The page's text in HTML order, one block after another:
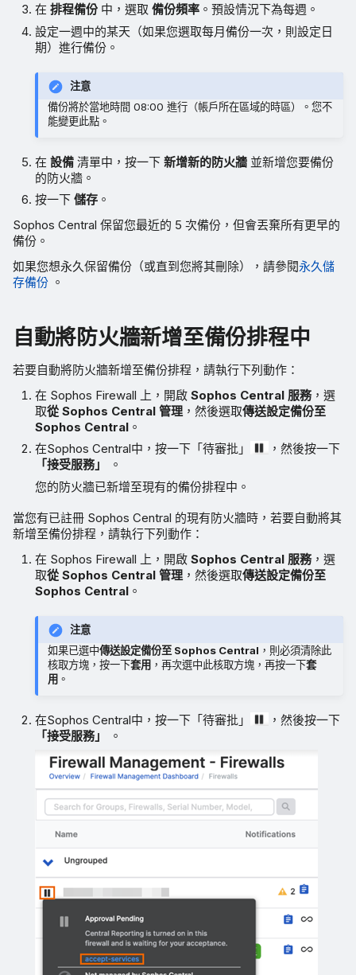
在排程備份 中，選取備份頻率 。預設情況下為每週。
設定一週中的某天（如果您選取每月備份一次，則設定日
期）進行備份。
注意
備份將於當地時間 08:00 進行（帳戶所在區域的時區）。您不
能變更此點。
在設備 清單中，按一下新增新的防火牆 並新增您要備份
的防火牆。
按一下儲存 。
Sophos Central 保留您最近的 5 次備份，但會丟棄所有更早的
備份。
如果您想永久保留備份（或直到您將其刪除），請參閱永久儲
存備份 。
自動將防火牆新增至備份排程中
若要自動將防火牆新增至備份排程，請執行下列動作：
在 Sophos Firewall 上，開啟Sophos Central 服務，選
取從 Sophos Central 管理 ，然後選取傳送設定備份至
Sophos Central 。
在Sophos Central中，按一下「待審批」
，然後按一下
「接受服務」
。
您的防火牆已新增至現有的備份排程中。
當您有已註冊 Sophos Central 的現有防火牆時，若要自動將其
新增至備份排程，請執行下列動作：
在 Sophos Firewall 上，開啟Sophos Central 服務，選
取從 Sophos Central 管理 ，然後選取傳送設定備份至
Sophos Central 。
注意
如果已選中傳送設定備份至 Sophos Central ，則必須清除此
核取方塊，按一下套用 ，再次選中此核取方塊，再按一下套
用 。
在Sophos Central中，按一下「待審批」
，然後按一下
「接受服務」
。